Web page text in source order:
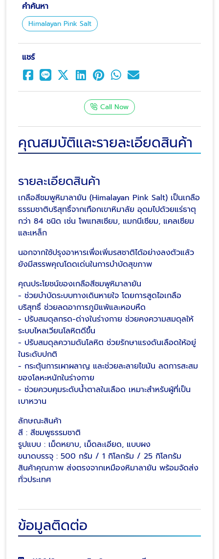
คำค้นหา
Himalayan Pink Salt
แชร์
Call Now
คุณสมบัติและรายละเอียดสินค้า
รายละเอียดสินค้า
เกลือสีชมพูหิมาลายัน (Himalayan Pink Salt) เป็นเกลือ
ธรรมชาติบริสุทธิ์จากเทือกเขาหิมาลัย อุดมไปด้วยแร่ธาตุ
กว่า 84 ชนิด เช่น โพแทสเซียม, แมกนีเซียม, แคลเซียม
และเหล็ก
นอกจากใช้ปรุงอาหารเพื่อเพิ่มรสชาติได้อย่างลงตัวแล้ว
ยังมีสรรพคุณโดดเด่นในการบำบัดสุขภาพ
คุณประโยชน์ของเกลือสีชมพูหิมาลายัน
- ช่วยบำบัดระบบทางเดินหายใจ โดยการสูดไอเกลือ
บริสุทธิ์ ช่วยลดอาการภูมิแพ้และหอบหืด
- ปรับสมดุลกรด-ด่างในร่างกาย ช่วยคงความสมดุลให้
ระบบไหลเวียนโลหิตดีขึ้น
- ปรับสมดุลความดันโลหิต ช่วยรักษาแรงดันเลือดให้อยู่
ในระดับปกติ
- กระตุ้นการเผาผลาญ และช่วยละลายไขมัน ลดการสะสม
ของโลหะหนักในร่างกาย
- ช่วยควบคุมระดับน้ำตาลในเลือด เหมาะสำหรับผู้ที่เป็น
เบาหวาน
ลักษณะสินค้า
สี : สีชมพูธรรมชาติ
รูปแบบ : เม็ดหยาบ, เม็ดละเอียด, แบบผง
ขนาดบรรจุ : 500 กรัม / 1 กิโลกรัม / 25 กิโลกรัม
สินค้าคุณภาพ ส่งตรงจากเหมืองหิมาลายัน พร้อมจัดส่ง
ทั่วประเทศ
ข้อมูลติดต่อ